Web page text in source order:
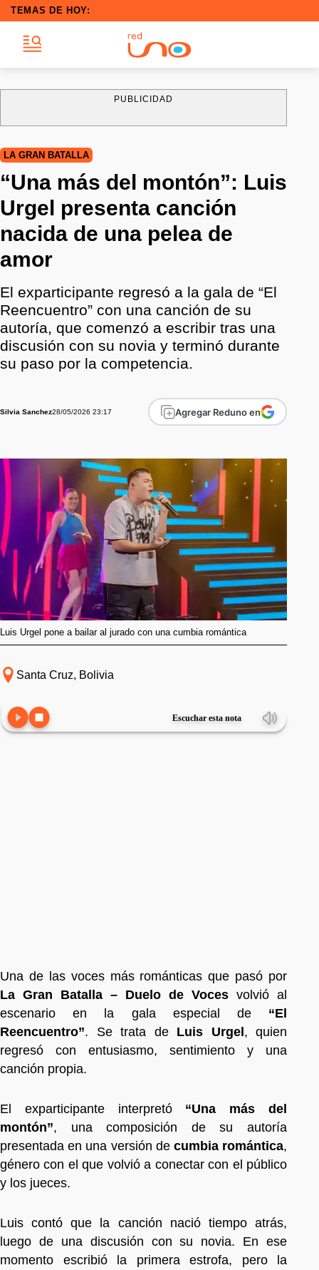
TEMAS DE HOY:
PUBLICIDAD
LA GRAN BATALLA
“Una más del montón”: Luis
Urgel presenta canción
nacida de una pelea de
amor
El exparticipante regresó a la gala de “El
Reencuentro” con una canción de su
autoría, que comenzó a escribir tras una
discusión con su novia y terminó durante
su paso por la competencia.
Silvia Sanchez28/05/2026 23:17 Agregar Reduno en
Luis Urgel pone a bailar al jurado con una cumbia romántica
Santa Cruz, Bolivia
Escuchar esta nota
Una de las voces más románticas que pasó por
La Gran Batalla – Duelo de Voces volvió al
escenario en la gala especial de “El
Reencuentro”. Se trata de Luis Urgel, quien
regresó con entusiasmo, sentimiento y una
canción propia.
El exparticipante interpretó “Una más del
montón”, una composición de su autoría
presentada en una versión de cumbia romántica,
género con el que volvió a conectar con el público
y los jueces.
Luis contó que la canción nació tiempo atrás,
luego de una discusión con su novia. En ese
momento escribió la primera estrofa, pero la